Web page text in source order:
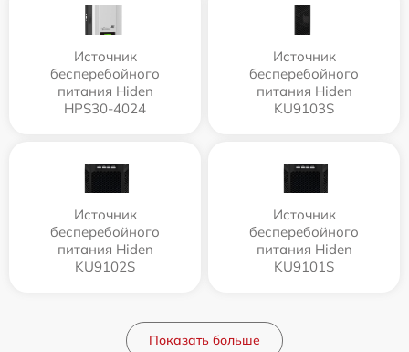
Источник
бесперебойного
питания Hiden
HPS30-4024
Источник
бесперебойного
питания Hiden
KU9103S
Источник
бесперебойного
питания Hiden
KU9102S
Источник
бесперебойного
питания Hiden
KU9101S
Показать больше